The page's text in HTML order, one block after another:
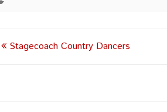
PostStagecoach Country Dancers